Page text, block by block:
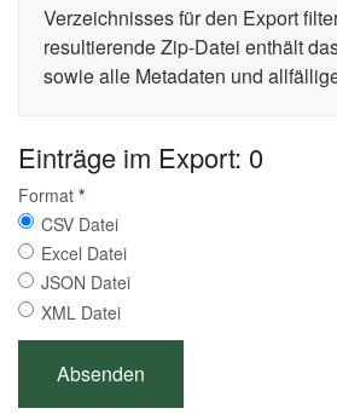
Verzeichnisses für den Export
resultierende Zip-Datei enthält
sowie alle Metadaten und
Einträge im Export: 0
Format *
CSV Datei
Excel Datei
JSON Datei
XML Datei